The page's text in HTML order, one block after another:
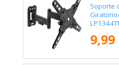
Soporte
9,99